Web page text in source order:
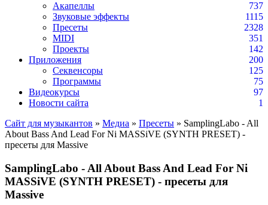
Акапеллы
737
Звуковые эффекты
1115
Пресеты
2328
MIDI
351
Проекты
142
Приложения
200
Секвенсоры
125
Программы
75
Видеокурсы
97
Новости сайта
1
Сайт для музыкантов » Медиа » Пресеты » SamplingLabo - All
About Bass And Lead For Ni MASSiVE (SYNTH PRESET) -
пресеты для Massive
SamplingLabo - All About Bass And Lead For Ni
MASSiVE (SYNTH PRESET) - пресеты для
Massive